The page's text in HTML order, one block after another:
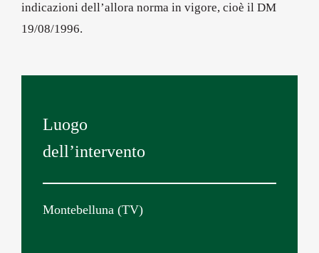
indicazioni dell’allora norma in vigore, cioè il DM
19/08/1996.
Luogo
dell’intervento
Montebelluna (TV)